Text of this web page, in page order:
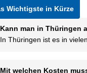
Kann man in Thüringen
In Thüringen ist es in
Mit welchen Kosten